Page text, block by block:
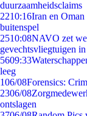
duurzaamheidsclaims
2210:16Iran en
buitenspel
2510:08NAVO zet
gevechtsvliegtuigen in
5609:33
leeg
106/08Forensics:
2306/08
ontslagen